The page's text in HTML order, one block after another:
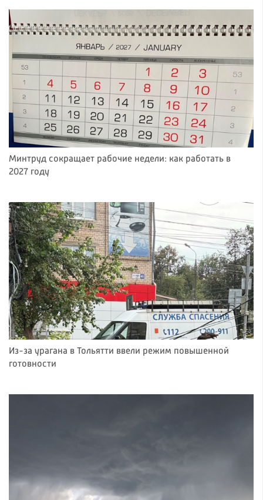
Минтруд сокращает рабочие недели: как работать в
2027 году
Из-за урагана в Тольятти ввели режим повышенной
готовности